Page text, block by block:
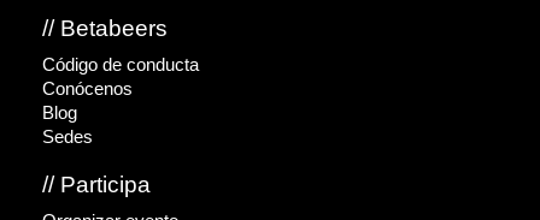
// Betabeers
Código de conducta
Conócenos
Blog
Sedes
// Participa